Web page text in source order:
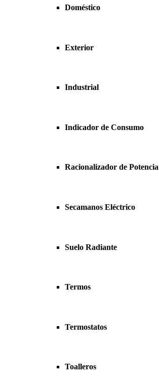
Doméstico
Exterior
Industrial
Indicador de Consumo
Racionalizador de Potencia
Secamanos Eléctrico
Suelo Radiante
Termos
Termostatos
Toalleros